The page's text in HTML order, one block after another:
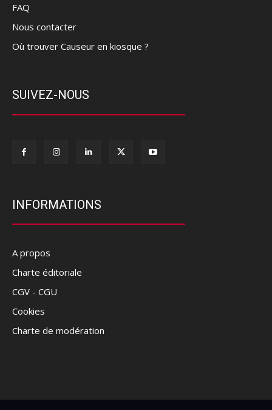
FAQ
Nous contacter
Où trouver Causeur en kiosque ?
SUIVEZ-NOUS
INFORMATIONS
A propos
Charte éditoriale
CGV - CGU
Cookies
Charte de modération